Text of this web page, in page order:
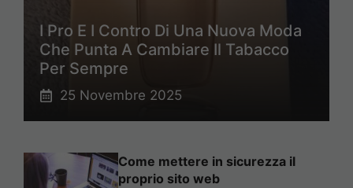
I Pro E I Contro Di Una Nuova Moda
Che Punta A Cambiare Il Tabacco
Per Sempre
25 Novembre 2025
Come mettere in sicurezza il
proprio sito web